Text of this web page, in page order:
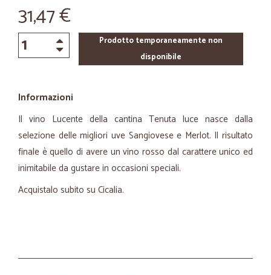
31,47 €
Prodotto temporaneamente non
disponibile
Informazioni
Il vino Lucente della cantina Tenuta luce nasce dalla
selezione delle migliori uve Sangiovese e Merlot. Il risultato
finale è quello di avere un vino rosso dal carattere unico ed
inimitabile da gustare in occasioni speciali.
Acquistalo subito su Cicalia.